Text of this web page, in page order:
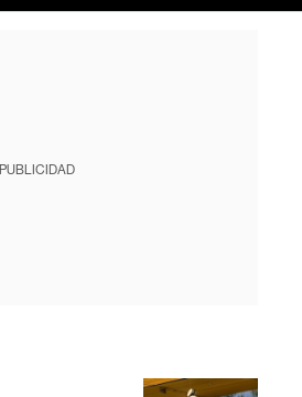
PUBLICIDAD